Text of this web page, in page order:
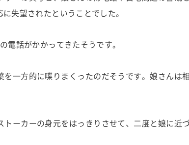
失望されたということでした。
電話がかかってきたそうです。
一方的に喋りまくったのだそうです。娘さんは
ーカーの身元をはっきりさせて、二度と娘に近